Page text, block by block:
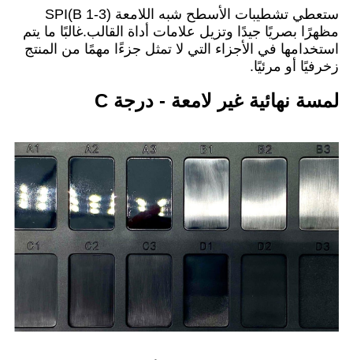
ستعطي تشطيبات الأسطح شبه اللامعة SPI(B 1-3)
مظهرًا بصريًا جيدًا وتزيل علامات أداة القالب.غالبًا ما يتم
استخدامها في الأجزاء التي لا تمثل جزءًا مهمًا من المنتج
زخرفيًا أو مرئيًا.
لمسة نهائية غير لامعة - درجة C